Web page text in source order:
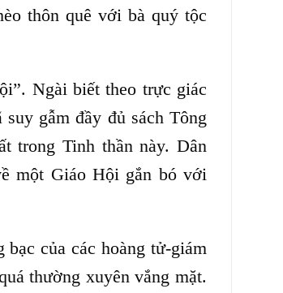
thôn quê với bà quý tộc
Ngài biết theo trực giác
gẫm đầy đủ sách Tông
trong Tinh thần này. Dân
một Giáo Hội gắn bó với
của các hoàng tử-giám
thường xuyên vắng mặt.